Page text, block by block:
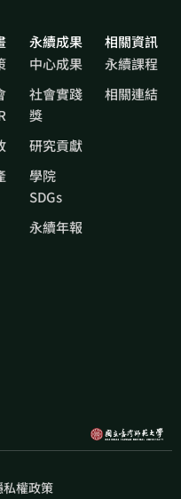
永續成果
中心成果
社會實踐
獎
研究貢獻
學院
SDGs
永續年報
相關資訊
永續課程
相關連結
私權政策